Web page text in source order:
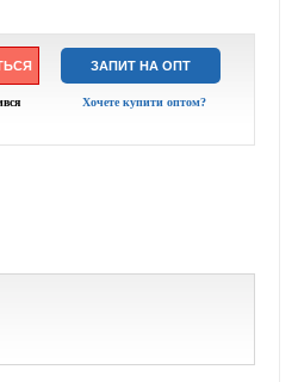
ЗАПИТ НА ОПТ
Хочете купити оптом?